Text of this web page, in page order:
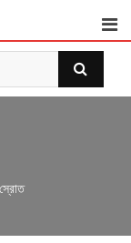
স্রোত